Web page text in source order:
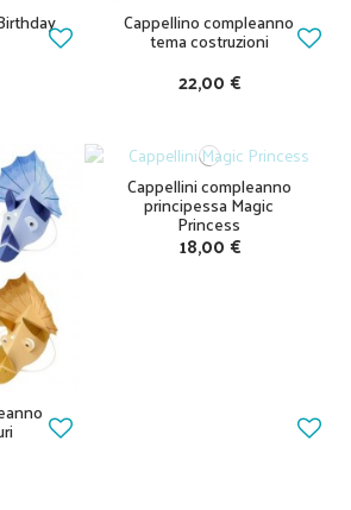
Cappellino compleanno
tema costruzioni
22,00 €
Cappellini compleanno
principessa Magic
Princess
18,00 €